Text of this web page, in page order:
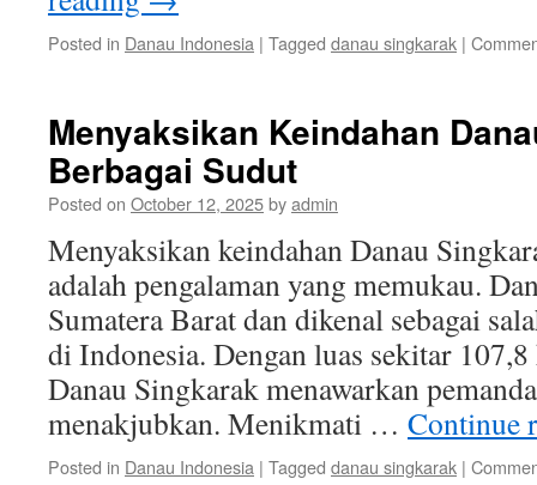
Posted in Danau Indonesia | Tagged danau singkarak |
Menyaksikan Keindahan
Berbagai Sudut
Posted on October 12, 2025byadmin
Menyaksikan keindahan Danau
adalah pengalaman yang memukau.
Sumatera Barat dan dikenal sebagai
di Indonesia. Dengan luas sekitar
Danau Singkarak menawarkan
menakjubkan. Menikmati … Continue
Posted in Danau Indonesia | Tagged danau singkarak |